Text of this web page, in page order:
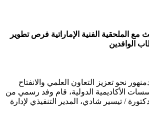
الملحقية الفنية الإماراتية فرص تطوير
الوافدين
نحو تعزيز التعاون العلمي والانفتاح
الأكاديمية الدولية، قام وفد رسمي من
/ تيسير شادي، المدير التنفيذي لإدارة